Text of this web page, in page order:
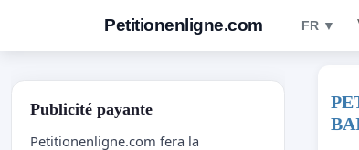
Petitionenligne.com FR ▼
Publicité payante
Petitionenligne.com fera la